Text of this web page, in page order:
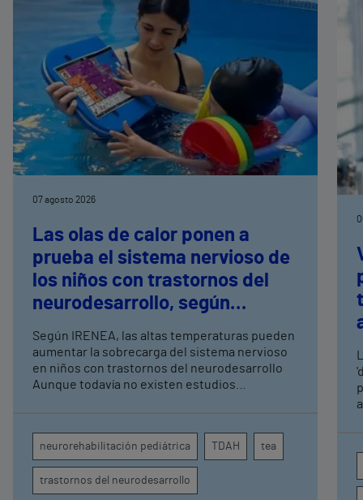
07 agosto 2026
Las olas de calor ponen a
prueba el sistema nervioso de
los niños con trastornos del
neurodesarrollo, según
neurorrehabilitación
pediátrica de Vithas
Según IRENEA, las altas temperaturas pueden
aumentar la sobrecarga del sistema nervioso
en niños con trastornos del neurodesarrollo
Aunque todavía no existen estudios
atención, la regulación emocional y la
conducta
neurorehabilitación pediátrica TDAH tea
trastornos del neurodesarrollo